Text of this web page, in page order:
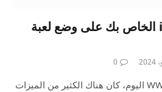
يحصل جهاز iPhone الخاص بك على وضع لعبة
0
قبل الكلمة الرئيسية لـ WWDC اليوم، كان هناك الكثير من الميزات